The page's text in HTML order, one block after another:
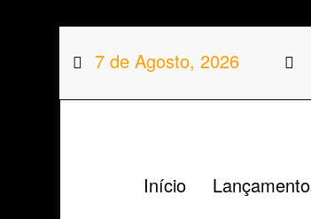
para
conteúdo
7 de Agosto, 2026
Início
iFood e Yamaha